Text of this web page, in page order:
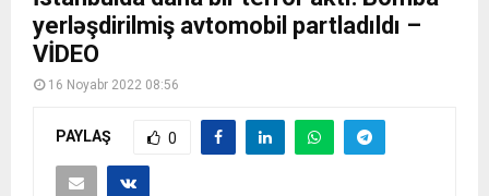
yerləşdirilmiş avtomobil partladıldı –
VİDEO
16 Noyabr 2022 08:56
PAYLAŞ 0